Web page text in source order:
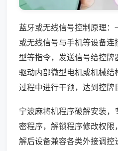
蓝牙或无线信号控制原理
或无线信号与手机等设备
型等指令，发送信号给控
驱动内部微型电机或机械
过程中进行干预，达到控牌
宁波麻将机程序破解安装
密程序，解锁程序修改权
解后设备兼容各类外接调控